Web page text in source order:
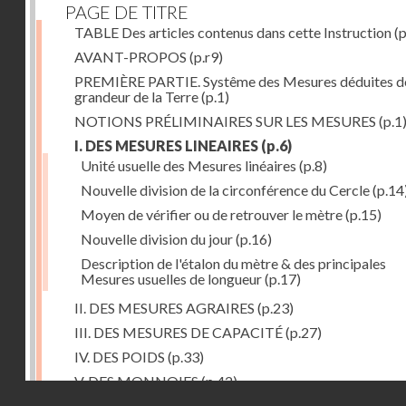
PAGE DE TITRE
TABLE Des articles contenus dans cette Instruction
AVANT-PROPOS (p.r9)
PREMIÈRE PARTIE. Systême des Mesures déduites
grandeur de la Terre(p.1)
NOTIONS PRÉLIMINAIRES SUR LES MESURES (p.1)
I. DES MESURES LINEAIRES (p.6)
Unité usuelle des Mesures linéaires (p.8)
Nouvelle division de la circonférence du Cercle
Moyen de vérifier ou de retrouver le mètre(p.15)
Nouvelle division du jour(p.16)
Description de l'étalon du mètre & des principales
Mesures usuelles de longueur(p.17)
II. DES MESURES AGRAIRES (p.23)
III. DES MESURES DE CAPACITÉ(p.27)
IV. DES POIDS (p.33)
V. DES MONNOIES(p.42)